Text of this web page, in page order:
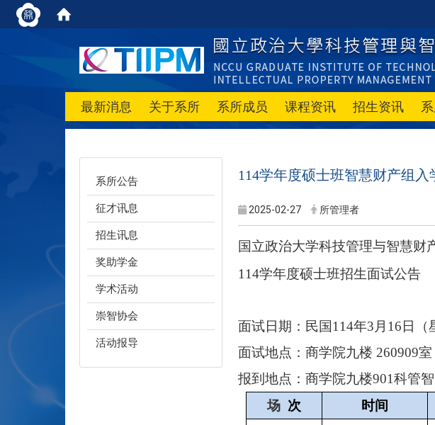
最新消息 关于系所 系所成员 课程资讯 招生资讯
系所公告
征才讯息
招生讯息
奖助学金
学术活动
崇智协会
活动报导
114学年度硕士班智慧财产组
2025-02-27 所管理者
国立政治大学科技管理与智慧财
114学年度硕士班招生面试公告
面试日期：民国114年3月 16 日（
面试地点：商学院九楼 260909室
报到地点 ： 商学院九楼901科管
场 次 时间